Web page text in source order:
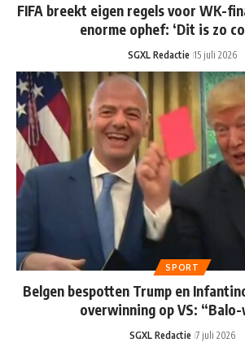
FIFA breekt eigen regels voor WK-
enorme ophef: ‘Dit is zo
SGXL Redactie 15 juli 2026
SPORT
Belgen bespotten Trump en
overwinning op VS:
SGXL Redactie 7 juli 2026